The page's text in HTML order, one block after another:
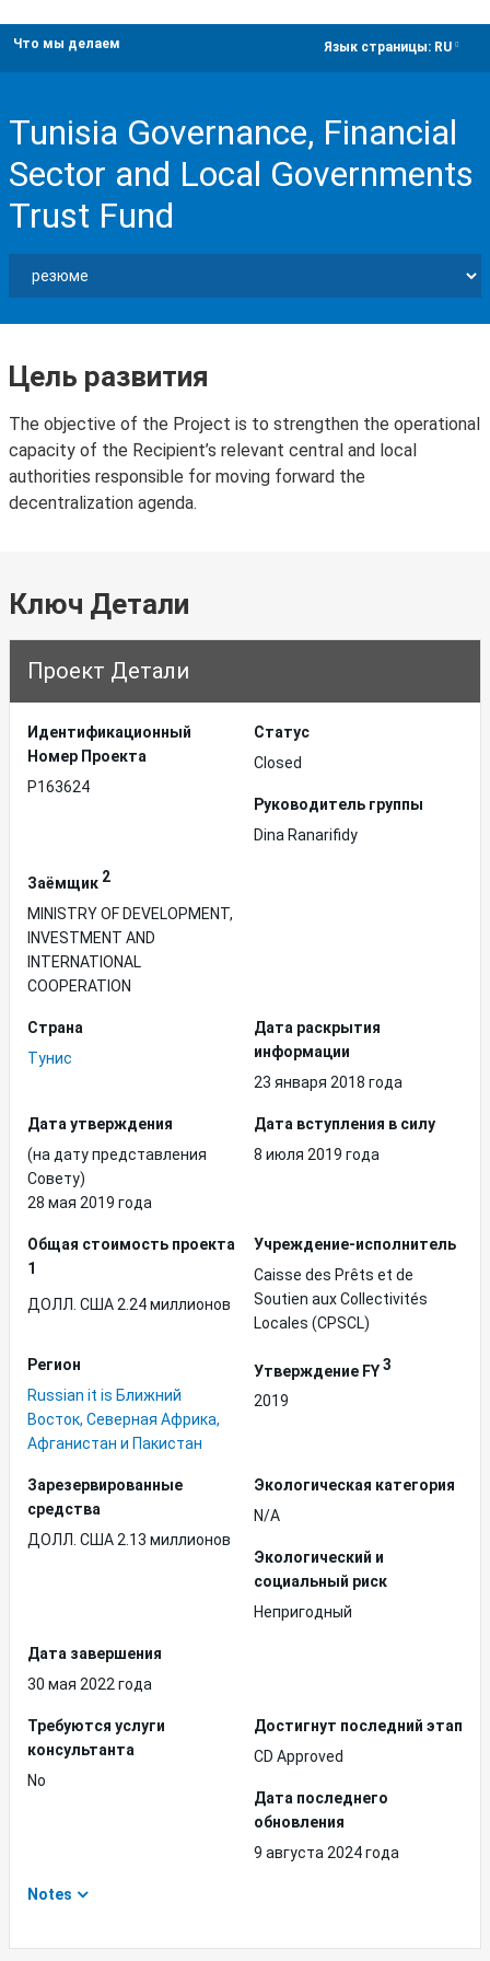
Что мы делаем Язык страницы: RU
Tunisia Governance, Financial
Sector and Local Governments
Trust Fund
Цель развития
The objective of the Project is to strengthen the operational
capacity of the Recipient’s relevant central and local
authorities responsible for moving forward the
decentralization agenda.
Ключ Детали
Проект Детали
Идентификационный
Hомер Проекта
P163624
Статус
Closed
Руководитель группы
Dina Ranarifidy
Заёмщик 2
MINISTRY OF DEVELOPMENT,
INVESTMENT AND
INTERNATIONAL
COOPERATION
Страна
Тунис
Дата раскрытия
информации
23 января 2018 года
Дата утверждения
(на дату представления
Совету)
28 мая 2019 года
Дата вступления в силу
8 июля 2019 года
Общая стоимость проекта
1
ДОЛЛ. США 2.24 миллионов
Учреждение-исполнитель
Caisse des Prêts et de
Soutien aux Collectivités
Locales (CPSCL)
Регион
Russian it is Ближний
Восток, Северная Африка,
Афганистан и Пакистан
Утверждение FY3
2019
Зарезервированные
средства
ДОЛЛ. США 2.13 миллионов
Экологическая категория
N/A
Экологический и
социальный риск
Непригодный
Дата завершения
30 мая 2022 года
Требуются услуги
консультанта
No
Достигнут последний этап
CD Approved
Дата последнего
обновления
9 августа 2024 года
Notes